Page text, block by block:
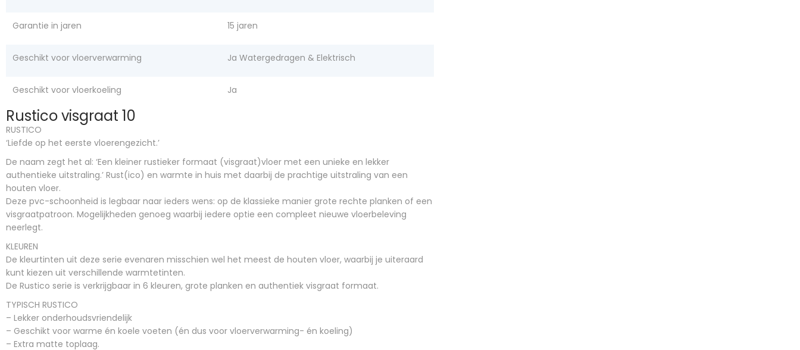
Garantie in jaren 15 jaren
Geschikt voor vloerverwarming Ja Watergedragen & Elektrisch
Geschikt voor vloerkoeling Ja
Rustico visgraat 10
RUSTICO
‘Liefde op het eerste vloerengezicht.’
De naam zegt het al: ‘Een kleiner rustieker formaat (visgraat)vloer met een unieke en lekker
authentieke uitstraling.’ Rust(ico) en warmte in huis met daarbij de prachtige uitstraling van een
houten vloer.
Deze pvc-schoonheid is legbaar naar ieders wens: op de klassieke manier grote rechte planken of een
visgraatpatroon. Mogelijkheden genoeg waarbij iedere optie een compleet nieuwe vloerbeleving
neerlegt.
KLEUREN
De kleurtinten uit deze serie evenaren misschien wel het meest de houten vloer, waarbij je uiteraard
kunt kiezen uit verschillende warmtetinten.
De Rustico serie is verkrijgbaar in 6 kleuren, grote planken en authentiek visgraat formaat.
TYPISCH RUSTICO
– Lekker onderhoudsvriendelijk
– Geschikt voor warme én koele voeten (én dus voor vloerverwarming- én koeling)
– Extra matte toplaag.